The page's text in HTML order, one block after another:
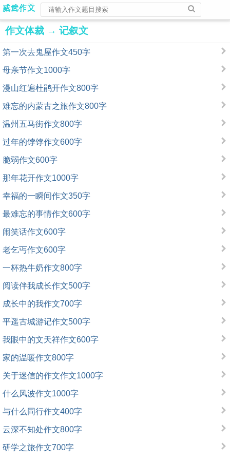
作文体裁 → 记叙文
第一次去鬼屋作文450字
母亲节作文1000字
漫山红遍杜鹃开作文800字
难忘的内蒙古之旅作文800字
温州五马街作文800字
过年的饽饽作文600字
脆弱作文600字
那年花开作文1000字
幸福的一瞬间作文350字
最难忘的事情作文600字
闹笑话作文600字
老乞丐作文600字
一杯热牛奶作文800字
阅读伴我成长作文500字
成长中的我作文700字
平遥古城游记作文500字
我眼中的文天祥作文600字
家的温暖作文800字
关于迷信的作文作文1000字
什么风波作文1000字
与什么同行作文400字
云深不知处作文800字
研学之旅作文700字